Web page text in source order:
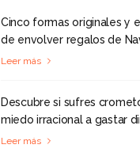
Cinco formas originales y
de envolver regalos de
Leer más
Descubre si sufres
miedo irracional a gastar
Leer más